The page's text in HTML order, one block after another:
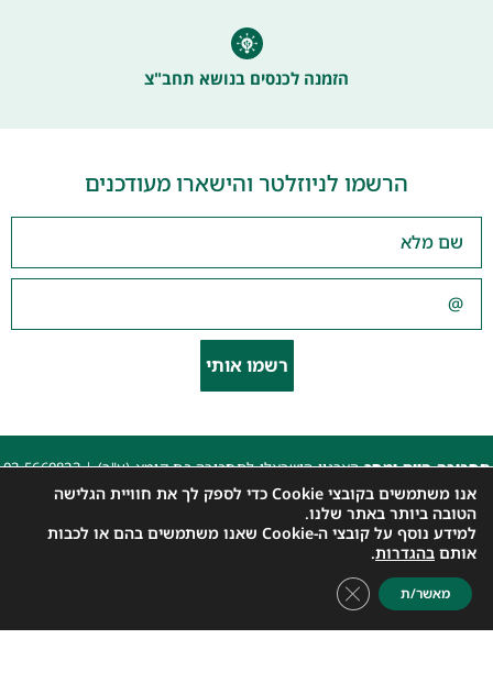
הזמנה לכנסים בנושא תחב"צ
הרשמו לניוזלטר והישארו מעודכנים
רשמו אותי
תחבורה היום ומחרהארגון הישראלי לתחבורה בת קימא (ע"ר) |03-5660823
|
beyarok@gmail.com
כל הזכויות שמורות 2025 | הצהרת נגישות האתר
עיצוב: עדי. עיצוב גרפי
אנו משתמשים בקובצי Cookie כדי לספק לך את חוויית הגלישה
הטובה ביותר באתר שלנו.
למידע נוסף על קובצי ה-Cookie שאנו משתמשים בהם או לכבות
אותם בהגדרות.
מאשר/ת Close GDPR Cookie Banner